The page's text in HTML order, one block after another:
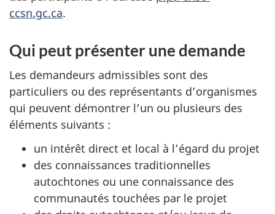
ccsn.gc.ca.
Qui peut présenter une demande
Les demandeurs admissibles sont des
particuliers ou des représentants d’organismes
qui peuvent démontrer l’un ou plusieurs des
éléments suivants :
un intérêt direct et local à l’égard du projet
des connaissances traditionnelles
autochtones ou une connaissance des
communautés touchées par le projet